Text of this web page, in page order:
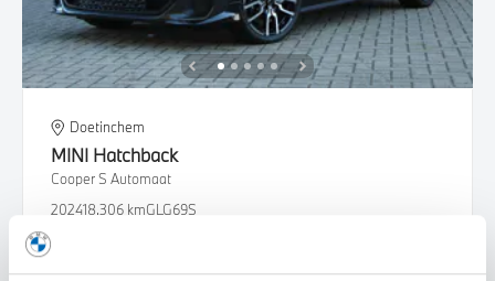
Doetinchem
MINI Hatchback
Cooper S Automaat
202418.306 kmGLG69S